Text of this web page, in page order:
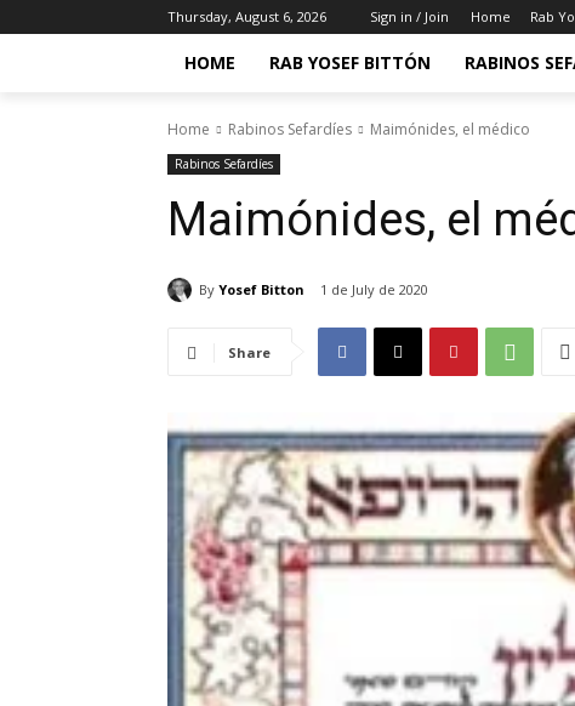
Thursday, August 6, 2026 Sign in / Join Home Rab
HOME RAB YOSEF BITTÓN RABINOS
Home Rabinos Sefardíes Maimónides, el médico
Rabinos Sefardíes
Maimónides, el
By Yosef Bitton 1 de July de 2020
Share